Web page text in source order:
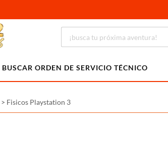
BUSCAR ORDEN DE SERVICIO TÉCNICO
> Fisicos Playstation 3